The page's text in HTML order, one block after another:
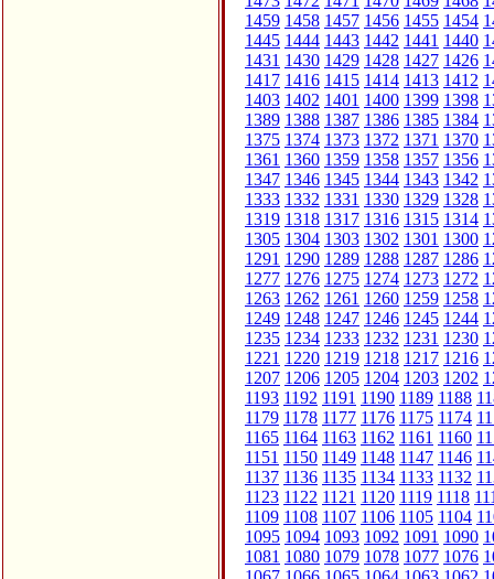
1459 1458 1457 1456 1455 1454
1445 1444 1443 1442 1441 1440
1431 1430 1429 1428 1427 1426
1417 1416 1415 1414 1413 1412
1403 1402 1401 1400 1399 1398
1389 1388 1387 1386 1385 1384
1375 1374 1373 1372 1371 1370
1361 1360 1359 1358 1357 1356
1347 1346 1345 1344 1343 1342
1333 1332 1331 1330 1329 1328
1319 1318 1317 1316 1315 1314
1305 1304 1303 1302 1301 1300
1291 1290 1289 1288 1287 1286
1277 1276 1275 1274 1273 1272
1263 1262 1261 1260 1259 1258
1249 1248 1247 1246 1245 1244
1235 1234 1233 1232 1231 1230
1221 1220 1219 1218 1217 1216
1207 1206 1205 1204 1203 1202
1193 1192 1191 1190 1189 1188
1179 1178 1177 1176 1175 1174
1165 1164 1163 1162 1161 1160
1151 1150 1149 1148 1147 1146
1137 1136 1135 1134 1133 1132
1123 1122 1121 1120 1119 1118
1109 1108 1107 1106 1105 1104
1095 1094 1093 1092 1091 1090
1081 1080 1079 1078 1077 1076